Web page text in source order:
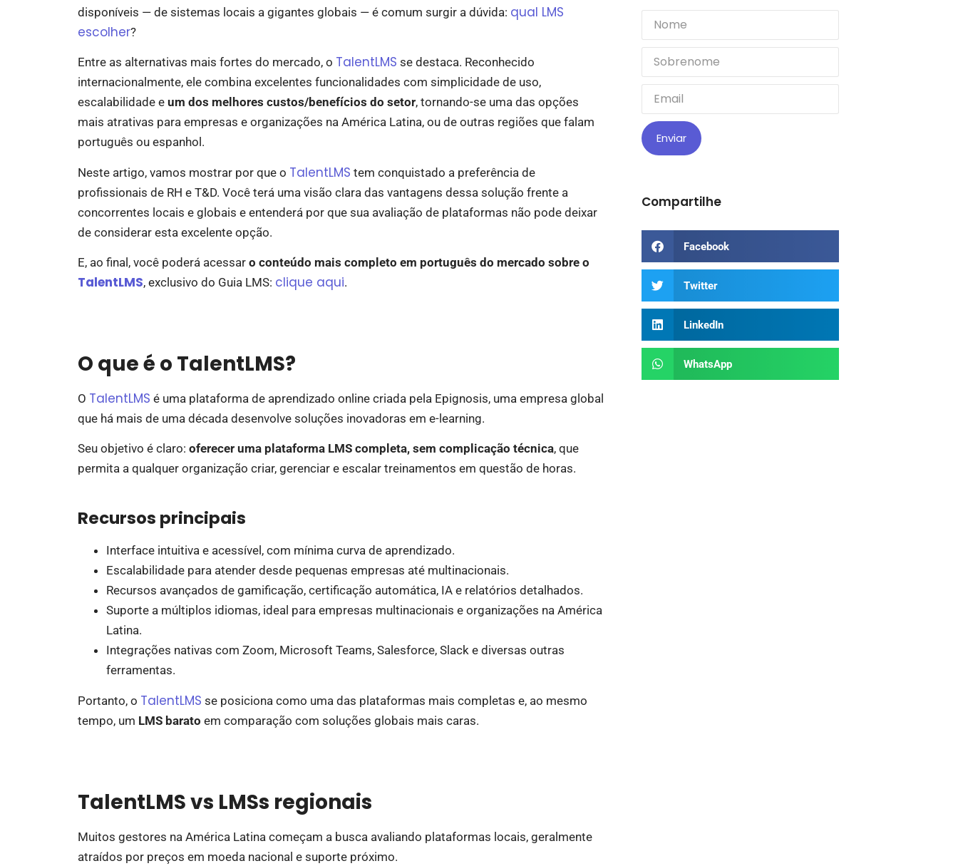
disponíveis — de sistemas locais a gigantes globais — é comum surgir a dúvida: qual LMS
escolher?
Entre as alternativas mais fortes do mercado, o TalentLMS se destaca. Reconhecido
internacionalmente, ele combina excelentes funcionalidades com simplicidade de uso,
escalabilidade e um dos melhores custos/benefícios do setor, tornando-se uma das opções
mais atrativas para empresas e organizações na América Latina, ou de outras regiões que falam
português ou espanhol.
Neste artigo, vamos mostrar por que o TalentLMS tem conquistado a preferência de
profissionais de RH e T&D. Você terá uma visão clara das vantagens dessa solução frente a
concorrentes locais e globais e entenderá por que sua avaliação de plataformas não pode deixar
de considerar esta excelente opção.
E, ao final, você poderá acessar o conteúdo mais completo em português do mercado sobre o
TalentLMS, exclusivo do Guia LMS: clique aqui.
O que é o TalentLMS?
O TalentLMS é uma plataforma de aprendizado online criada pela Epignosis, uma empresa global
que há mais de uma década desenvolve soluções inovadoras em e-learning.
Seu objetivo é claro: oferecer uma plataforma LMS completa, sem complicação técnica, que
permita a qualquer organização criar, gerenciar e escalar treinamentos em questão de horas.
Recursos principais
Interface intuitiva e acessível, com mínima curva de aprendizado.
Escalabilidade para atender desde pequenas empresas até multinacionais.
Recursos avançados de gamificação, certificação automática, IA e relatórios detalhados.
Suporte a múltiplos idiomas, ideal para empresas multinacionais e organizações na América
Latina.
Integrações nativas com Zoom, Microsoft Teams, Salesforce, Slack e diversas outras
ferramentas.
Portanto, o TalentLMS se posiciona como uma das plataformas mais completas e, ao mesmo
tempo, um LMS barato em comparação com soluções globais mais caras.
TalentLMS vs LMSs regionais
Muitos gestores na América Latina começam a busca avaliando plataformas locais, geralmente
atraídos por preços em moeda nacional e suporte próximo.
Enviar
Compartilhe
Facebook
Twitter
LinkedIn
WhatsApp